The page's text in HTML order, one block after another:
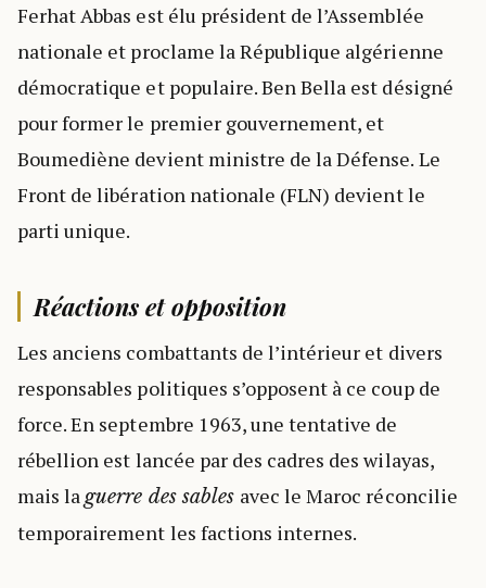
Ferhat Abbas est élu président de l’Assemblée
nationale et proclame la République algérienne
démocratique et populaire. Ben Bella est désigné
pour former le premier gouvernement, et
Boumediène devient ministre de la Défense. Le
Front de libération nationale (FLN) devient le
parti unique.
Réactions et opposition
Les anciens combattants de l’intérieur et divers
responsables politiques s’opposent à ce coup de
force. En septembre 1963, une tentative de
rébellion est lancée par des cadres des wilayas,
mais laguerre des sables avec le Maroc réconcilie
temporairement les factions internes.